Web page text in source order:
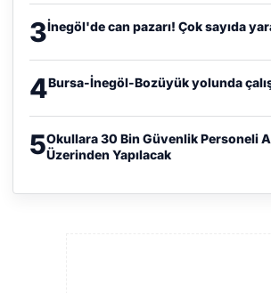
3İnegöl'de can pazarı! Çok sayıda
4Bursa-İnegöl-Bozüyük yolunda
5Okullara 30 Bin Güvenlik Personeli
Üzerinden Yapılacak